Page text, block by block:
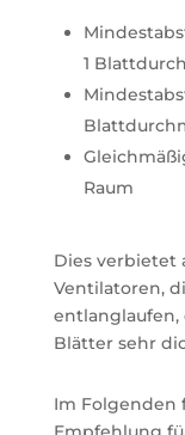
1
Raum
Dies verbietet
Ventilatoren,
entlanglaufen,
Blätter sehr
Im Folgenden